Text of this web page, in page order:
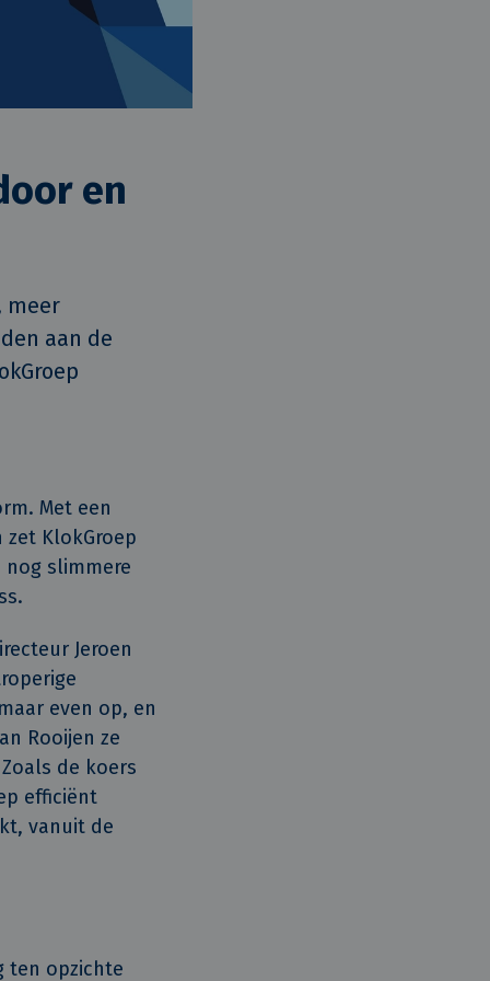
en
meer
aan de
Met een
KlokGroep
slimmere
Jeroen
even op, en
Rooijen ze
de koers
efficiënt
vanuit de
ten opzichte